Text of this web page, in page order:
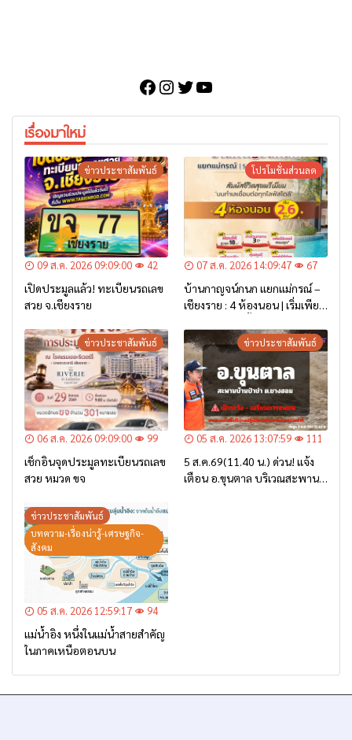
Facebook
Instagram
Twitter
YouTube
เรื่องมาใหม่
ข่าวประชาสัมพันธ์
09 ส.ค. 2026 09:09:00 42
เปิดประมูลแล้ว! ทะเบียนรถเลข
สวย จ.เชียงราย
โปรโมชั่นส่วนลด
07 ส.ค. 2026 14:09:47 67
บ้านกาญจน์กนก แยกแม่กรณ์ –
เชียงราย : 4 ห้องนอน | เริ่มเพียง
ข่าวประชาสัมพันธ์
06 ส.ค. 2026 09:09:00 99
เช็กอินจุดประมูลทะเบียนรถเลข
สวย หมวด ขจ
ข่าวประชาสัมพันธ์
05 ส.ค. 2026 13:07:59 111
5 ส.ค.69(11.40 น.) ด่วน! แจ้ง
เตือน อ.ขุนตาล บริเวณสะพาน
ข่าวประชาสัมพันธ์
บทความ-เรื่องน่ารู้-เศรษฐกิจ-
สังคม
05 ส.ค. 2026 12:59:17 94
แม่น้ำอิง หนึ่งในแม่น้ำสายสำคัญ
ในภาคเหนือตอนบน